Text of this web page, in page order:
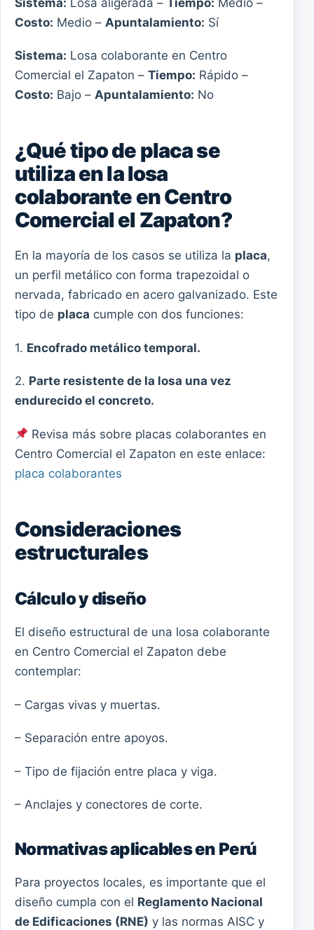
Costo: Medio – Apuntalamiento: Sí
Sistema: Losa colaborante en Centro
Comercial el Zapaton – Tiempo: Rápido –
Costo: Bajo – Apuntalamiento: No
¿Qué tipo de placa se
utiliza en la losa
colaborante en Centro
Comercial el Zapaton?
En la mayoría de los casos se utiliza la placa,
un perfil metálico con forma trapezoidal o
nervada, fabricado en acero galvanizado. Este
tipo de placa cumple con dos funciones:
1. Encofrado metálico temporal.
2. Parte resistente de la losa una vez
endurecido el concreto.
Revisa más sobre placas colaborantes en
Centro Comercial el Zapaton en este enlace:
placa colaborantes
Consideraciones
estructurales
Cálculo y diseño
El diseño estructural de una losa colaborante
en Centro Comercial el Zapaton debe
contemplar:
– Cargas vivas y muertas.
– Separación entre apoyos.
– Tipo de fijación entre placa y viga.
– Anclajes y conectores de corte.
Normativas aplicables en Perú
Para proyectos locales, es importante que el
diseño cumpla con el Reglamento Nacional
de Edificaciones (RNE) y las normas AISC y